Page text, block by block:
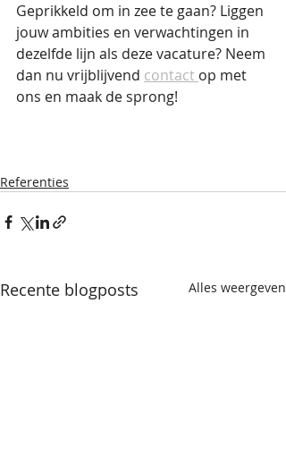
Geprikkeld om in zee te gaan? Liggen
jouw ambities en verwachtingen in
dezelfde lijn als deze vacature? Neem
dan nu vrijblijvend contact op met
ons en maak de sprong!
Referenties
Recente blogposts Alles weergeven